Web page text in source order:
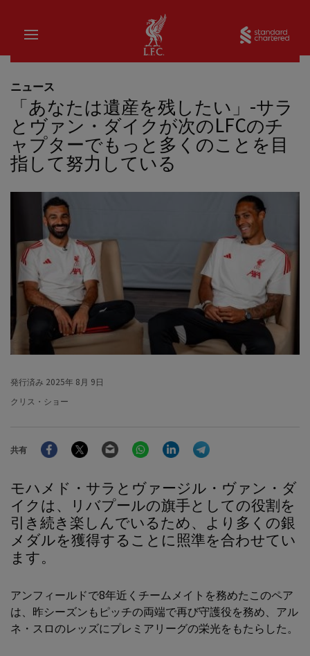
家
ニュース
「あなたは遺産を残したい」-サラ
とヴァン・ダイクが次のLFCのチ
ャプターでもっと多くのことを目
指して努力している
発行済み 2025年 8月 9日
クリス・ショー
共有
FacebookTwitter Email WhatsAppLinkedIn
モハメド・サラとヴァージル・ヴァン・ダ
イクは、リバプールの旗手としての役割を
引き続き楽しんでいるため、より多くの銀
メダルを獲得することに照準を合わせてい
ます。
アンフィールドで8年近くチームメイトを務めたこのペア
は、昨シーズンもピッチの両端で再び守護役を務め、アル
ネ・スロのレッズにプレミアリーグの栄光をもたらした。